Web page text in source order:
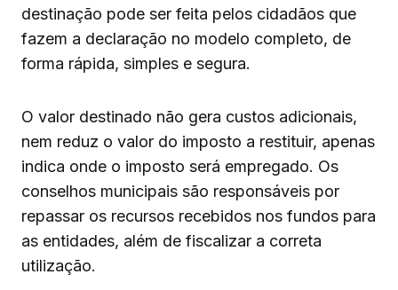
destinação pode ser feita pelos cidadãos que
fazem a declaração no modelo completo, de
forma rápida, simples e segura.
O valor destinado não gera custos adicionais,
nem reduz o valor do imposto a restituir, apenas
indica onde o imposto será empregado. Os
conselhos municipais são responsáveis por
repassar os recursos recebidos nos fundos para
as entidades, além de fiscalizar a correta
utilização.